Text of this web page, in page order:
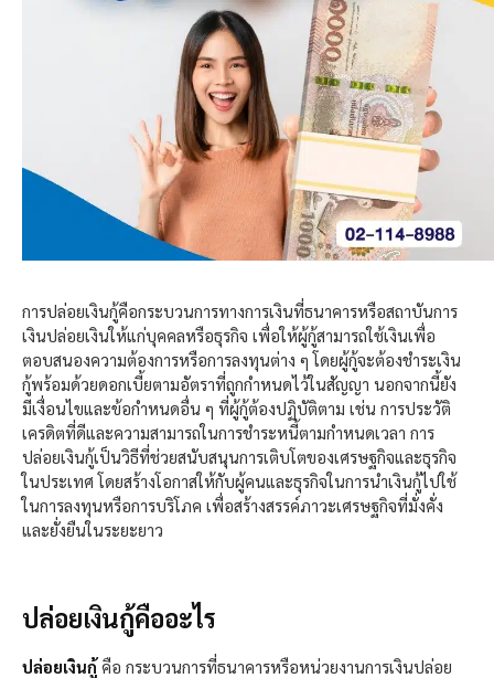
การปล่อยเงินกู้คือกระบวนการทางการเงินที่ธนาคารหรือสถาบันการ
เงินปล่อยเงินให้แก่บุคคลหรือธุรกิจ เพื่อให้ผู้กู้สามารถใช้เงินเพื่อ
ตอบสนองความต้องการหรือการลงทุนต่าง ๆ โดยผู้กู้จะต้องชำระเงิน
กู้พร้อมด้วยดอกเบี้ยตามอัตราที่ถูกกำหนดไว้ในสัญญา นอกจากนี้ยัง
มีเงื่อนไขและข้อกำหนดอื่น ๆ ที่ผู้กู้ต้องปฏิบัติตาม เช่น การประวัติ
เครดิตที่ดีและความสามารถในการชำระหนี้ตามกำหนดเวลา การ
ปล่อยเงินกู้เป็นวิธีที่ช่วยสนับสนุนการเติบโตของเศรษฐกิจและธุรกิจ
ในประเทศ โดยสร้างโอกาสให้กับผู้คนและธุรกิจในการนำเงินกู้ไปใช้
ในการลงทุนหรือการบริโภค เพื่อสร้างสรรค์ภาวะเศรษฐกิจที่มั่งคั่ง
และยั่งยืนในระยะยาว
ปล่อยเงินกู้คืออะไร
ปล่อยเงินกู้คือ กระบวนการที่ธนาคารหรือหน่วยงานการเงินปล่อย